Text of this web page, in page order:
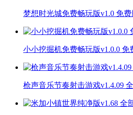
梦想时光城免费畅玩版v1.0 免费
小小挖掘机免费畅玩版v1.0.0 免
枪声音乐节奏射击游戏v1.4.09